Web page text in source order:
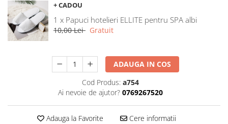
Mov
Rosie
Roz
Cu flori
Uni (1-2 culori)
+ CADOU
1 x Papuci hotelieri ELLITE pentru SPA albi
10,00 Lei Gratuit
ADAUGA IN COS
Cod Produs: a754
Ai nevoie de ajutor? 0769267520
Adauga la Favorite Cere informatii